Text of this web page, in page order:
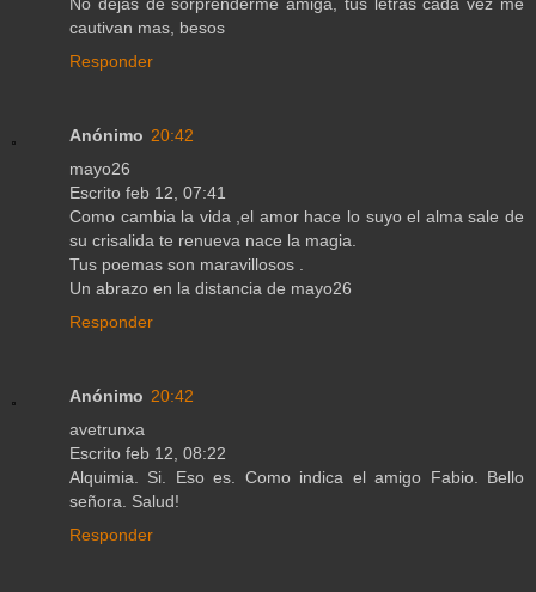
cautivan mas, besos
Responder
Anónimo 20:42
mayo26
Escrito feb 12, 07:41
Como cambia la vida ,el amor hace lo suyo el alma sale de
su crisalida te renueva nace la magia.
Tus poemas son maravillosos .
Un abrazo en la distancia de mayo26
Responder
Anónimo 20:42
avetrunxa
Escrito feb 12, 08:22
Alquimia. Si. Eso es. Como indica el amigo Fabio. Bello
señora. Salud!
Responder